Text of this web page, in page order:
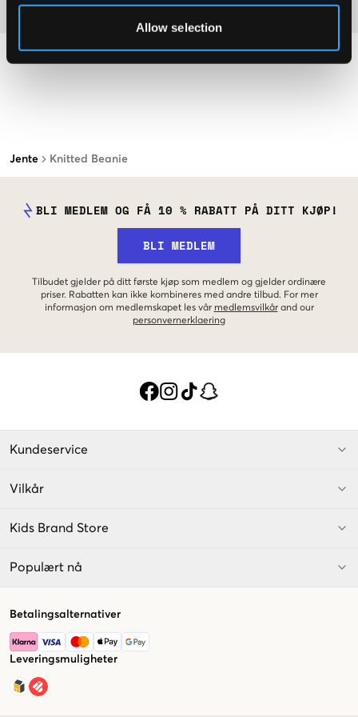
Allow selection
Jente Knitted Beanie
Materiale
BLI MEDLEM OG FÅ 10 % RABATT PÅ DITT KJØP!
BLI MEDLEM
Tilbudet gjelder på ditt første kjøp som medlem og gjelder ordinære
priser. Rabatten kan ikke kombineres med andre tilbud. For mer
informasjon om medlemskapet les vår medlemsvilkår and our
personvernerklaering
Kundeservice
Vilkår
Kids Brand Store
Populært nå
Betalingsalternativer
Leveringsmuligheter